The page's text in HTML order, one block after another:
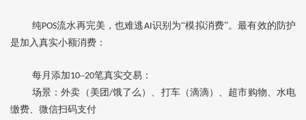
纯POS流水再完美，也难逃AI识别为“模拟消费”。最有效的防护
是‌加入真实小额消费‌：
每月添加10–20笔真实交易‌：
场景：外卖（美团 /饿了么）、打车（滴滴）、超市购物、水电
缴费、微信扫码支付